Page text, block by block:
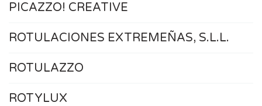
PICAZZO! CREATIVE
ROTULACIONES EXTREMEÑAS, S.L.L.
ROTULAZZO
ROTYLUX